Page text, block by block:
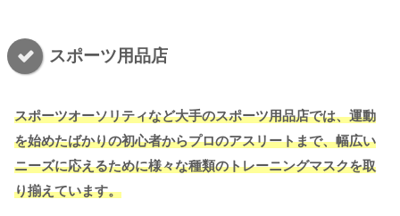
スポーツ用品店
スポーツオーソリティなど大手のスポーツ用品店では、運動
を始めたばかりの初心者からプロのアスリートまで、幅広い
ニーズに応えるために様々な種類のトレーニングマスクを取
り揃えています。